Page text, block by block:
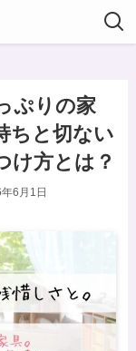
ぷりの家
ちと切ない
け方とは？
6月1日